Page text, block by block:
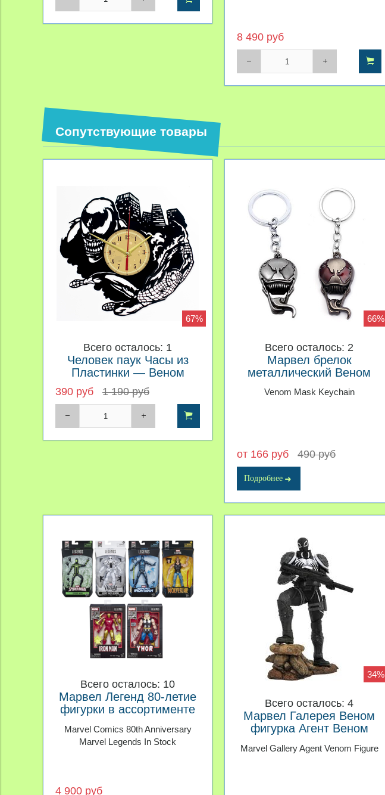
8 490 руб
Сопутствующие товары
67%
Всего осталось: 1
Человек паук Часы из
Пластинки — Веном
390 руб 1 190 руб
66%
Всего осталось: 2
Марвел брелок
металлический Веном
Venom Mask Keychain
от 166 руб 490 руб
Подробнее
Всего осталось: 10
Марвел Легенд 80-летие
фигурки в ассортименте
Marvel Comics 80th Anniversary
Marvel Legends In Stock
4 900 руб
34%
Всего осталось: 4
Марвел Галерея Веном
фигурка Агент Веном
Marvel Gallery Agent Venom Figure